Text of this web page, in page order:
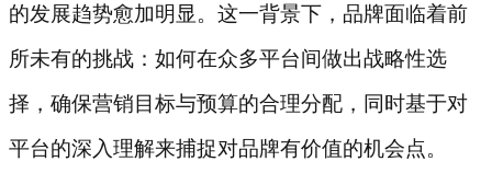
的发展趋势愈加明显。这一背景下，品牌面临着前
所未有的挑战：如何在众多平台间做出战略性选
择，确保营销目标与预算的合理分配，同时基于对
平台的深入理解来捕捉对品牌有价值的机会点。